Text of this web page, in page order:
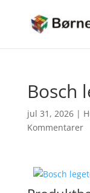
Bosch
jul 31, 2026|
Kommentarer